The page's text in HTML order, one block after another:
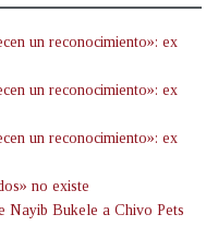
un reconocimiento»: ex
un reconocimiento»: ex
un reconocimiento»: ex
no existe
Nayib Bukele a Chivo Pets